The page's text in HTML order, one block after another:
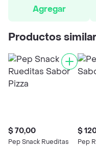
Agregar
Productos
$ 70,00
Pep Snack Rueditas
$
Pep